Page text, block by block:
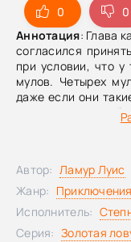
0
0
Аннотация: Глава
согласился
при условии, что у
мулов. Четырех
даже если они
тому удалось
оставался
каравана
голову, где же ему
Автор: Ламур Луис
Жанр: Приключения
Исполнитель:
Серия: Золотая